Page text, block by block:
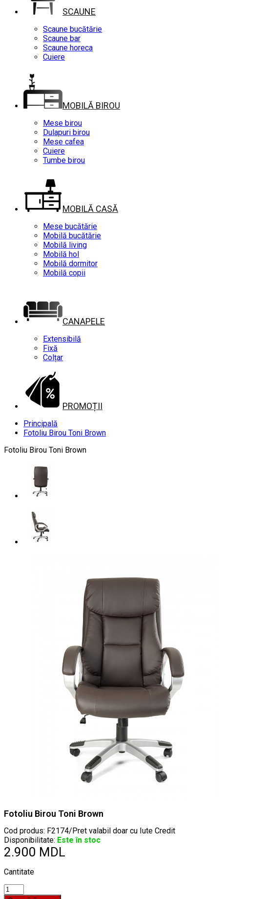
SCAUNE
Scaune bucătărie
Scaune bar
Scaune horeca
Cuiere
MOBILĂ BIROU
Mese birou
Dulapuri birou
Mese cafea
Cuiere
Tumbe birou
MOBILĂ CASĂ
Mese bucătărie
Mobilă bucătărie
Mobilă living
Mobilă hol
Mobilă dormitor
Mobilă copii
CANAPELE
Extensibilă
Fixă
Colțar
PROMOȚII
Principală
Fotoliu Birou Toni Brown
Fotoliu Birou Toni Brown
Fotoliu Birou Toni Brown
Cod produs: F2174/Pret valabil doar cu Iute Credit
Disponibilitate: Este în stoc
2.900 MDL
Cantitate